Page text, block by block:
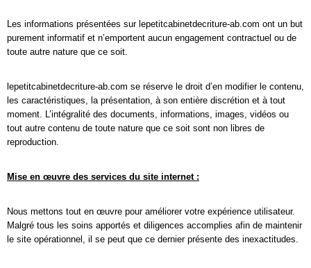
Les informations présentées sur lepetitcabinetdecriture-ab.com ont un but
purement informatif et n’emportent aucun engagement contractuel ou de
toute autre nature que ce soit.
lepetitcabinetdecriture-ab.com se réserve le droit d’en modifier le contenu,
les caractéristiques, la présentation, à son entière discrétion et à tout
moment. L’intégralité des documents, informations, images, vidéos ou
tout autre contenu de toute nature que ce soit sont non libres de
reproduction.
Mise en œuvre des services du site internet :
Nous mettons tout en œuvre pour améliorer votre expérience utilisateur.
Malgré tous les soins apportés et diligences accomplies afin de maintenir
le site opérationnel, il se peut que ce dernier présente des inexactitudes.